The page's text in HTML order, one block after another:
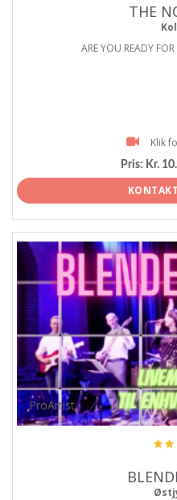
THE
ARE YOU READY
Klik
Pris: Kr.
ProArtist